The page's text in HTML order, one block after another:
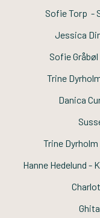
Sofie Torp -
Jessica
Sofie
Trine
Danica
Trine
Hanne Hedelund -